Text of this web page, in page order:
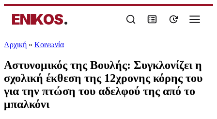
ENIKOS.
Αρχική » Κοινωνία
Αστυνομικός της Βουλής: Συγκλονίζει η
σχολική έκθεση της 12χρονης κόρης του
για την πτώση του αδελφού της από το
μπαλκόνι